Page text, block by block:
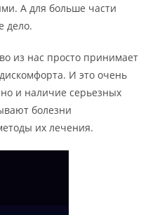
А для больше части
дело.
из нас просто принимает
И это очень
но и наличие серьезных
болезни
их лечения.